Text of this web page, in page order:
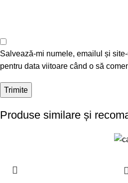
Salvează-mi numele, emailul și
pentru data viitoare când o să
Produse similare și